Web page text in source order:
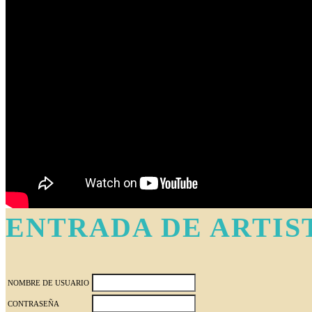
ENTRADA DE
NOMBRE DE USUARIO
CONTRASEÑA